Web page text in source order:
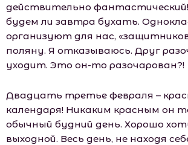
действительно
будем ли завтра бухать.
организуют для нас,
поляну. Я отказываюсь. Друг
уходит. Это он-то разочарован?!
Двадцать третье февраля –
календаря! Никаким красным он
обычный будний день. Хорошо
выходной. Весь день, не находя